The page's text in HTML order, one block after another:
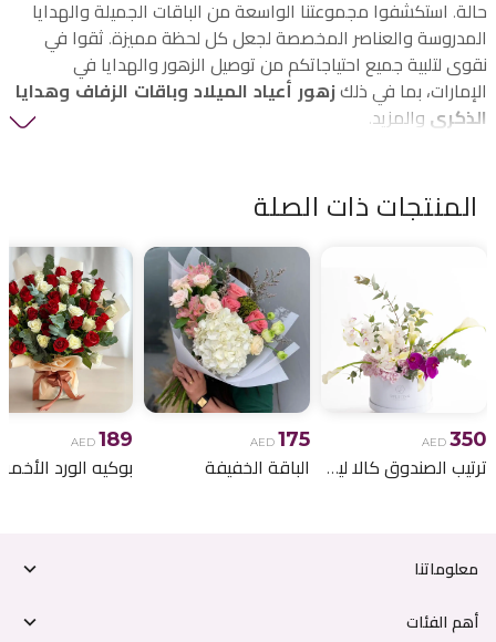
حالة. استكشفوا مجموعتنا الواسعة من الباقات الجميلة والهدايا
المدروسة والعناصر المخصصة لجعل كل لحظة مميزة. ثقوا في
نقوى لتلبية جميع احتياجاتكم من توصيل الزهور والهدايا في
الإمارات، بما في ذلك زهور أعياد الميلاد وباقات الزفاف وهدايا
الذكرى والمزيد.
المنتجات ذات الصلة
AED 350
ترتيب الصندوق كالا ليلي
AED 175
الباقة الخفيفة
AED 189
معلوماتنا
أهم الفئات